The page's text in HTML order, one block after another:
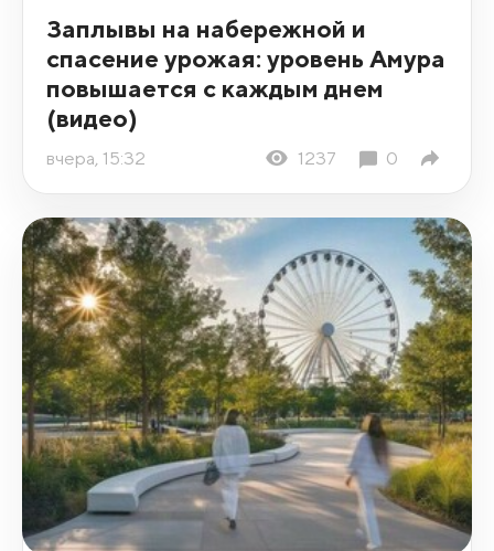
Заплывы на набережной и
спасение урожая: уровень Амура
повышается с каждым днем
(видео)
вчера, 15:32 1237 0